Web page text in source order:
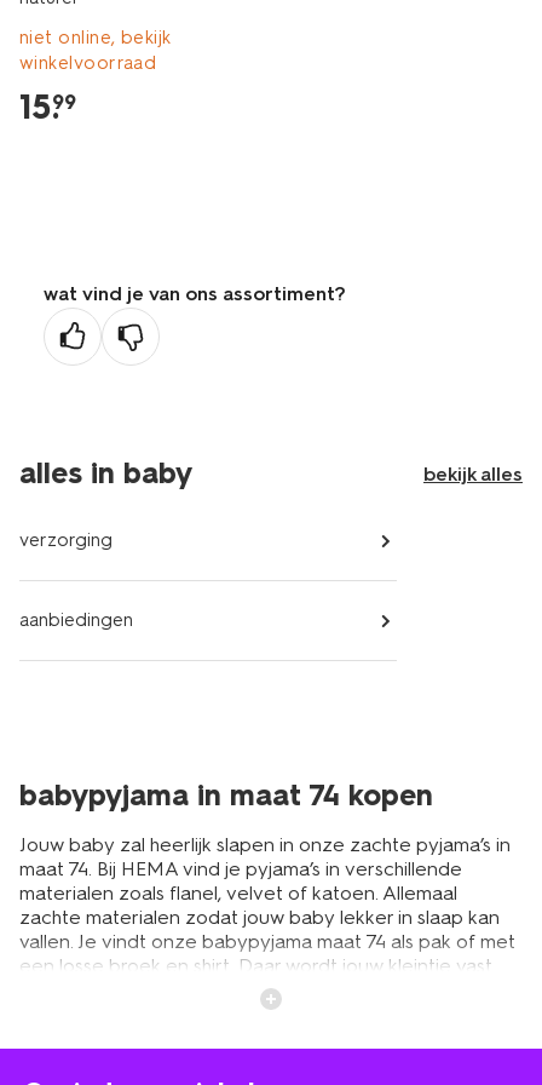
niet online, bekijk
winkelvoorraad
15.
99
wat vind je van ons assortiment?
alles in baby bekijk alles
verzorging
aanbiedingen
babypyjama in maat 74 kopen
Jouw baby zal heerlijk slapen in onze zachte pyjama’s in
maat 74. Bij HEMA vind je pyjama’s in verschillende
materialen zoals flanel, velvet of katoen. Allemaal
zachte materialen zodat jouw baby lekker in slaap kan
vallen. Je vindt onze babypyjama maat 74 als pak of met
een losse broek en shirt. Daar wordt jouw kleintje vast
slaperig van! Je baby slaapt in het begin heel veel
uurtjes. Het is belangrijk om dat te doen in een goede